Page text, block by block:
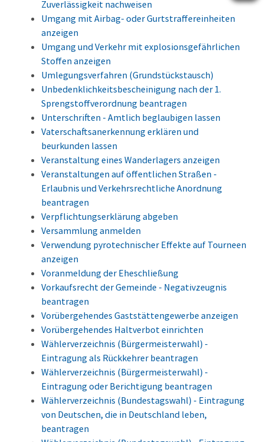
Zuverlässigkeit nachweisen
Umgang mit Airbag- oder Gurtstraffereinheiten
anzeigen
Umgang und Verkehr mit explosionsgefährlichen
Stoffen anzeigen
Umlegungsverfahren (Grundstückstausch)
Unbedenklichkeitsbescheinigung nach der 1.
Sprengstoffverordnung beantragen
Unterschriften - Amtlich beglaubigen lassen
Vaterschaftsanerkennung erklären und
beurkunden lassen
Veranstaltung eines Wanderlagers anzeigen
Veranstaltungen auf öffentlichen Straßen -
Erlaubnis und Verkehrsrechtliche Anordnung
beantragen
Verpflichtungserklärung abgeben
Versammlung anmelden
Verwendung pyrotechnischer Effekte auf Tourneen
anzeigen
Voranmeldung der Eheschließung
Vorkaufsrecht der Gemeinde - Negativzeugnis
beantragen
Vorübergehendes Gaststättengewerbe anzeigen
Vorübergehendes Haltverbot einrichten
Wählerverzeichnis (Bürgermeisterwahl) -
Eintragung als Rückkehrer beantragen
Wählerverzeichnis (Bürgermeisterwahl) -
Eintragung oder Berichtigung beantragen
Wählerverzeichnis (Bundestagswahl) - Eintragung
von Deutschen, die in Deutschland leben,
beantragen